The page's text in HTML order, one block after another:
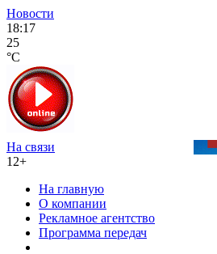
Новости
18:17
25
°C
На связи
12+
На главную
О компании
Рекламное агентство
Программа передач